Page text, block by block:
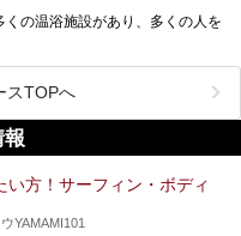
の温浴施設があり、多くの人を
きます！
湯や日帰り温泉が多く、「どこに
まう方も多いと思います。
キャナル・リゾート」に出かけ
か？
スTOPへ
い方！サーフィン・ボディ
YAMAMI101